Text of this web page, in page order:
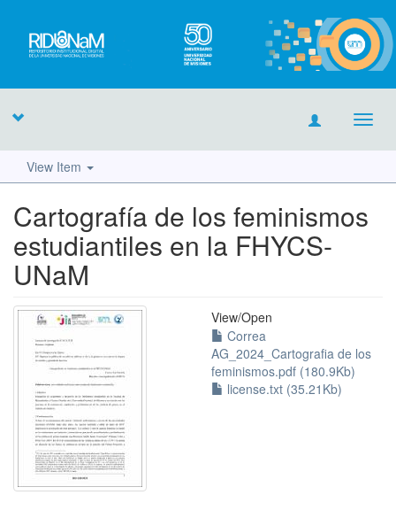
View Item
Cartografía de los feminismos
estudiantiles en la FHYCS-
UNaM
View/Open
Correa
AG_2024_Cartografia de los
feminismos.pdf (180.9Kb)
license.txt (35.21Kb)